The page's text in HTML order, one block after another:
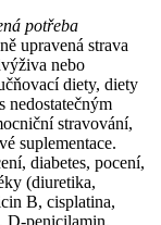
potřeba
upravená strava
nebo
diety, diety
nedostatečným
stravování,
suplementace.
diabetes, pocení,
(diuretika,
B, cisplatina,